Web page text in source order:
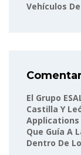
Vehículos
El Grupo
Castilla Y
Que Guía A
Dentro De